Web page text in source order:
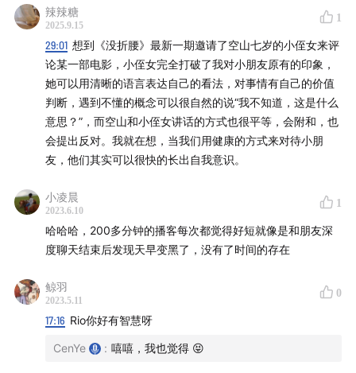
40:55「会很想家人也和我们一起在饮食或者灵性层面
有调整」
43:11「当你执着于服务他人才是好的时候，也是一种执
着」
44:19「时时刻刻可以从生活中抽离出来就是动态冥想」
45:11
很感谢大家花时间收听我们的播客，给我们爱和
鼓励！
48:08Guy Davis - Thanksgiving Day
封面故事：一直爱睡枕头的芒果
片尾音乐合集链接：
炑星迹的书单合集：
辣辣糖
2025.9.15
1
29:01 想到《没折腰》最新一期邀请了空山七岁的小侄女来评
论某一部电影，小侄女完全打破了我对小朋友原有的印象，
她可以用清晰的语言表达自己的看法，对事情有自己的价值
判断，遇到不懂的概念可以很自然的说“我不知道，这是什么
意思？”，而空山和小侄女讲话的方式也很平等，会附和，也
会提出反对。我就在想，当我们用健康的方式来对待小朋
友，他们其实可以很快的长出自我意识。
小凌晨
2023.6.10
1
哈哈哈，200多分钟的播客每次都觉得好短就像是和朋友深
度聊天结束后发现天早变黑了，没有了时间的存在
鲸羽
2023.5.11
0
17:16 Rio你好有智慧呀
CenYe : 嘻嘻，我也觉得 😝